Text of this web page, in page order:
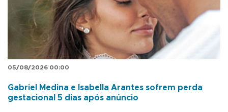
05/08/2026 00:00
Gabriel Medina e Isabella Arantes sofrem perda
gestacional 5 dias após anúncio